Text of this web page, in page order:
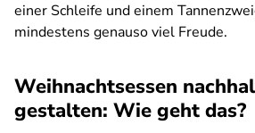
einer Schleife und einem
mindestens genauso viel Freude.
Weihnachtsessen
gestalten: Wie geht das?